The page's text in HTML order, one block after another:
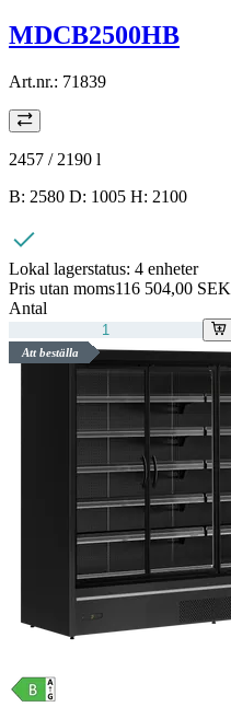
MDCB2500HB
Art.nr.: 71839
2457 / 2190 l
B: 2580 D: 1005 H: 2100
Lokal lagerstatus: 4 enheter
Pris utan moms116 504,00 SEK
Antal
Att beställa